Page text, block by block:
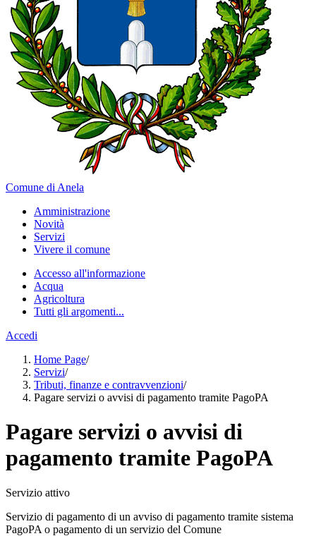
Comune di Anela
Amministrazione
Novità
Servizi
Vivere il comune
Accesso all'informazione
Acqua
Agricoltura
Tutti gli argomenti...
Accedi
Home Page/
Servizi/
Tributi, finanze e contravvenzioni/
Pagare servizi o avvisi di pagamento tramite PagoPA
Pagare servizi o avvisi di
pagamento tramite PagoPA
Servizio attivo
Servizio di pagamento di un avviso di pagamento tramite sistema
PagoPA o pagamento di un servizio del Comune